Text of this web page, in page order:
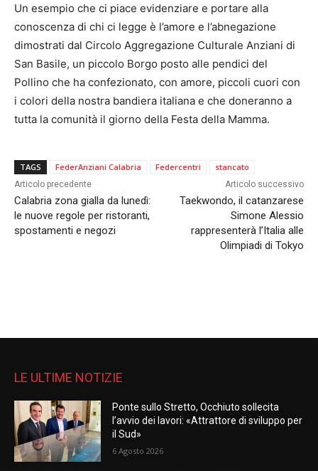
Un esempio che ci piace evidenziare e portare alla
conoscenza di chi ci legge è l’amore e l’abnegazione
dimostrati dal Circolo Aggregazione Culturale Anziani di
San Basile, un piccolo Borgo posto alle pendici del
Pollino che ha confezionato, con amore, piccoli cuori con
i colori della nostra bandiera italiana e che doneranno a
tutta la comunità il giorno della Festa della Mamma.
TAGS FederAnziani Calabria Federcentri stancato
Articolo precedente
Calabria zona gialla da lunedì:
le nuove regole per ristoranti,
spostamenti e negozi
Articolo successivo
Taekwondo, il catanzarese
Simone Alessio
rappresenterà l’Italia alle
Olimpiadi di Tokyo
LE ULTIME NOTIZIE
Ponte sullo Stretto, Occhiuto sollecita
l’avvio dei lavori: «Attrattore di sviluppo per
il Sud»
6 Agosto 2026